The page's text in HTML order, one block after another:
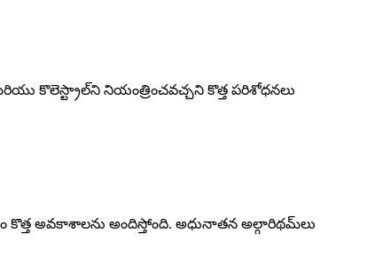
కొలెస్ట్రాల్‌ని నియంత్రించవచ్చని కొత్త పరిశోధనలు
కొత్త అవకాశాలను అందిస్తోంది. అధునాతన అల్గారిథమ్‌లు